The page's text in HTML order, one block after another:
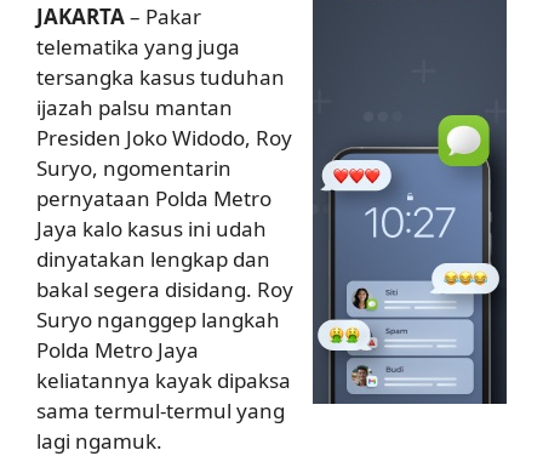
JAKARTA– Pakar
telematika yang juga
tersangka kasus tuduhan
ijazah palsu mantan
Presiden Joko Widodo, Roy
Suryo, ngomentarin
pernyataan Polda Metro
Jaya kalo kasus ini udah
dinyatakan lengkap dan
bakal segera disidang. Roy
Suryo nganggep langkah
Polda Metro Jaya
keliatannya kayak dipaksa
sama termul-termul yang
lagi ngamuk.